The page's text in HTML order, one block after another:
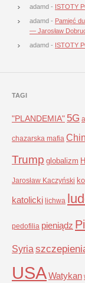
adamd - ISTOTY
adamd - Pamięć
— Jarosław
adamd - ISTOTY
TAGI
"PLANDEMIA" 5G
chazarska mafia
Trump globalizm
Jarosław Kaczyński
katolicki lichwa
pedofilia pieniądz
Syria
USAWatykan